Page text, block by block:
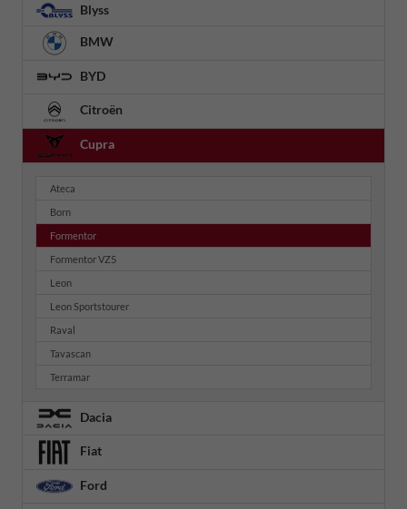
Blyss
BMW
BYD
Citroën
Cupra
Ateca
Born
Formentor
Formentor VZ5
Leon
Leon Sportstourer
Raval
Tavascan
Terramar
Dacia
Fiat
Ford